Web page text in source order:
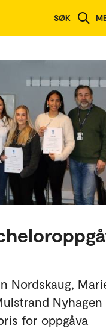
SØK
Nordskaug,
Nyhagen
for oppgåva